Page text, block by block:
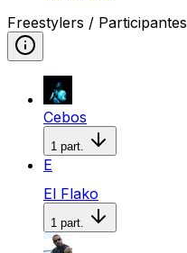
Freestylers / Participantes
Cebos
1 part.
E
El Flako
1 part.